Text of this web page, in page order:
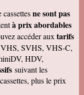
travail réalisé
merci
résultats
ne sont pas
à prix abordables
accéder aux tarifs
VHS, SVHS, VHS-C,
HDV,
suivant les
plus le prix